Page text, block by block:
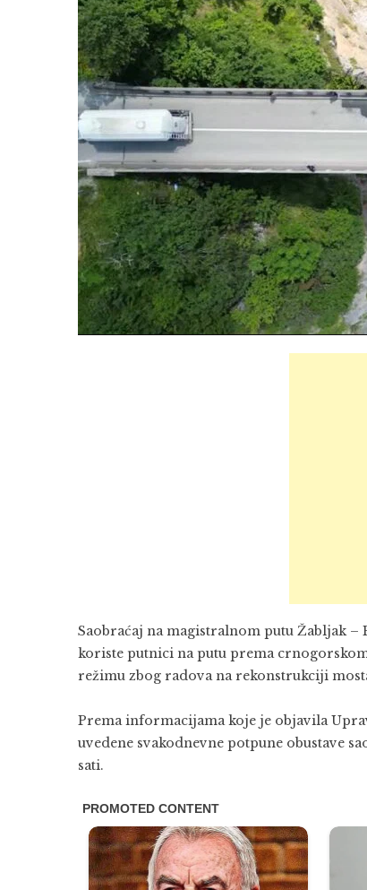
Saobraćaj na magistralnom putu Žabljak
koriste putnici na putu prema
režimu zbog radova na rekonstrukciji
Prema informacijama koje je objavila
uvedene svakodnevne potpune obustave
sati.